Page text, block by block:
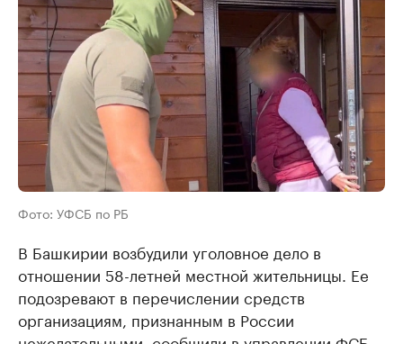
Фото: УФСБ по РБ
В Башкирии возбудили уголовное дело в
отношении 58-летней местной жительницы. Ее
подозревают в перечислении средств
организациям, признанным в России